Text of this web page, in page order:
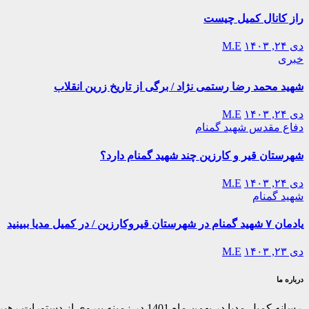
راز کانال کمیل چیست
دی ۲۴, ۱۴۰۳
M.E
خبری
شهید محمد رضا رستمی نژاد / برگی از تاریخ زرین انقلاب
دی ۲۴, ۱۴۰۳
M.E
دفاع مقدس شهید گمنام
شهرستان قیر و کارزین چند شهید گمنام دارد؟
دی ۲۴, ۱۴۰۳
M.E
شهید گمنام
یادمان ۷ شهید گمنام در شهرستان قیروکارزین / در کمیل مدیا ببینید
دی ۲۳, ۱۴۰۳ M.E
درباره ما